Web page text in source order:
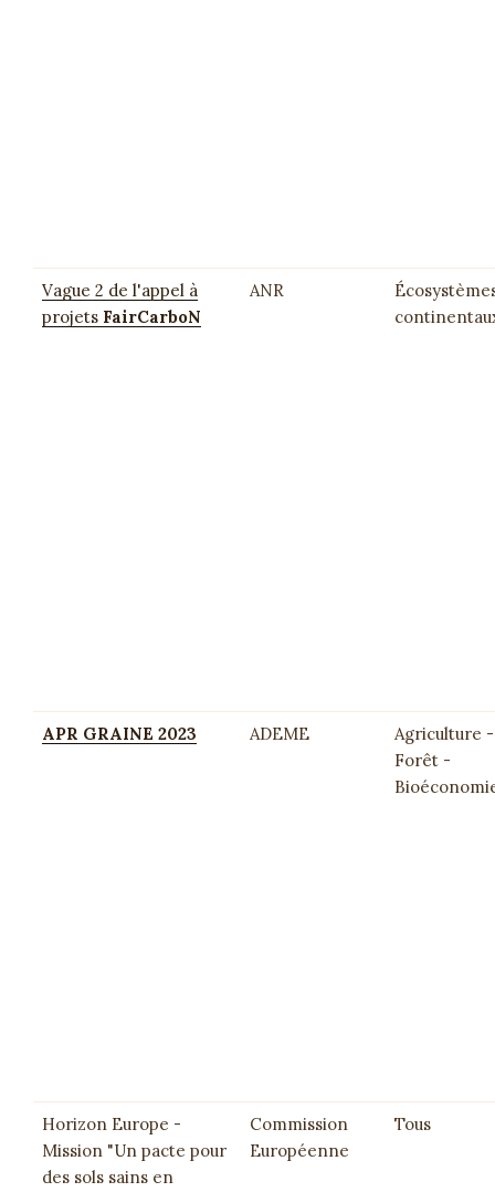
Vague 2 de l'appel à
projets FairCarboN
ANR
APR GRAINE 2023 ADEME
Agriculture -
Forêt -
Horizon Europe -
Mission "Un pacte pour
des sols sains en
Commission
Européenne
Tous